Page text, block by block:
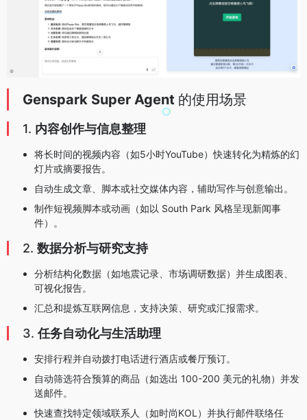
Genspark Super Agent 的使用场景
1. 内容创作与信息整理
将长时间的视频内容（如5小时YouTube）快速转化为精炼的幻
灯片或摘要报告。
自动生成文章、脚本或社交媒体内容，辅助写作与创意输出。
制作短视频脚本或动画（如以 South Park 风格呈现新闻事
件）。
2. 数据分析与研究支持
分析结构化数据（如地震记录、市场调研数据）并生成图表、
可视化报告。
汇总和提炼互联网信息，支持决策、研究或汇报需求。
3.任务自动化与生活助理
安排行程并自动拨打电话进行酒店或餐厅预订。
自动筛选符合预算的商品（如选出 100-200 美元的礼物）并发
送邮件。
快速查找特定领域联系人（如时尚KOL）并执行邮件联络任